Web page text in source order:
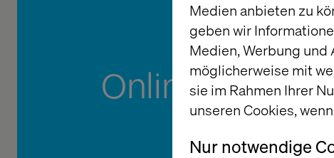
Medien anbieten zu
geben wir
Medien, Werbung und
möglicherweise mit
sie im Rahmen Ihrer
unseren Cookies,
Nur notwendige
Online-
für